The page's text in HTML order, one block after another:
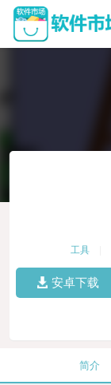
工具
安卓下载
简介